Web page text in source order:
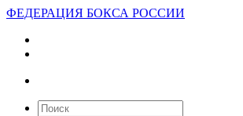
ФЕДЕРАЦИЯ БОКСА РОССИИ